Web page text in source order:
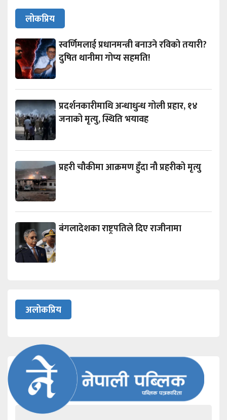
लोकप्रिय
स्वर्णिमलाई प्रधानमन्त्री बनाउने रविको तयारी?
दुषित थानीमा गोप्य सहमति!
प्रदर्शनकारीमाथि अन्धाधुन्ध गोली प्रहार, १४
जनाको मृत्यु, स्थिति भयावह
प्रहरी चौकीमा आक्रमण हुँदा नौ प्रहरीको मृत्यु
बंगलादेशका राष्ट्रपतिले दिए राजीनामा
अलोकप्रिय